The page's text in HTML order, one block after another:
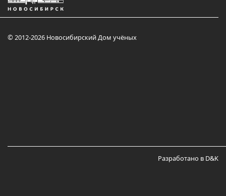
© 2012-2026 Новосибирский Дом учёных
Разработано в D&K